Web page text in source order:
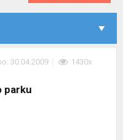
30.04.2009 1430x
parku